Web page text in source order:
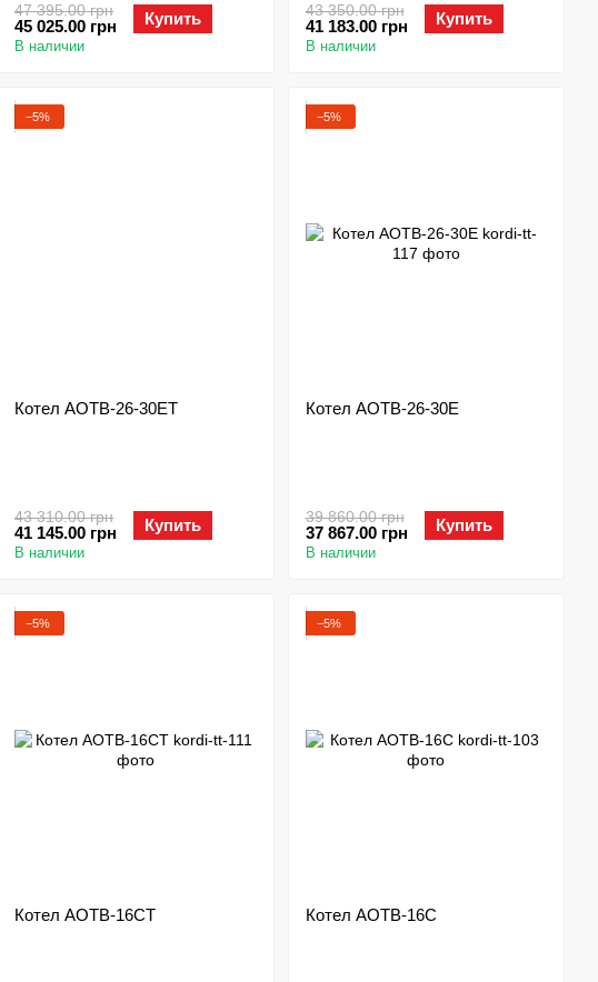
47 395.00 грн
45 025.00 грн Купить
В наличии
43 350.00 грн
41 183.00 грн Купить
В наличии
−5%
Котел АОТВ-26-30ЕТ
43 310.00 грн
41 145.00 грн Купить
В наличии
−5%
Котел АОТВ-26-30Е
39 860.00 грн
37 867.00 грн Купить
В наличии
−5%
Котел АОТВ-16СТ
−5%
Котел АОТВ-16С